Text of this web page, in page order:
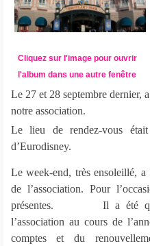
Cliquez sur l'image pour ouvrir
l'album dans une autre fenêtre
Le 27 et 28 septembre dernier,
notre association.
Le lieu de rendez-vous
d’Eurodisney.
Le week-end, très ensoleillé, a
de l’association. Pour
présentes. Il a été
l’association au cours de
comptes et du